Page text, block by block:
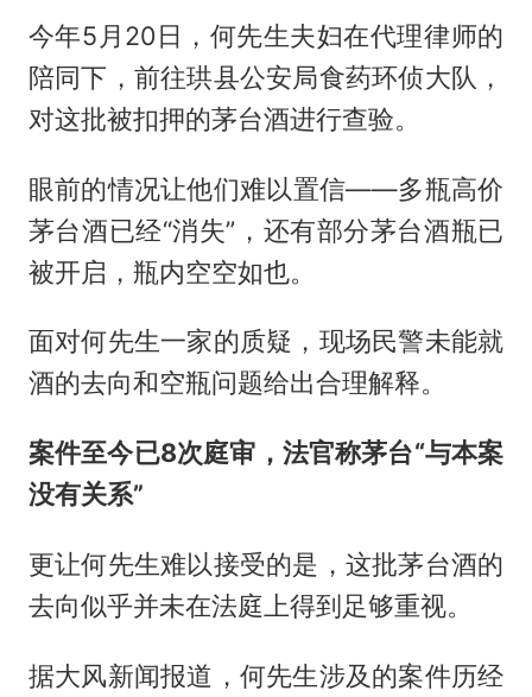
今年5月20日，何先生夫妇在代理律师的
陪同下，前往珙县公安局食药环侦大队，
对这批被扣押的茅台酒进行查验。
眼前的情况让他们难以置信——多瓶高价
茅台酒已经“消失”，还有部分茅台酒瓶已
被开启，瓶内空空如也。
面对何先生一家的质疑，现场民警未能就
酒的去向和空瓶问题给出合理解释。
案件至今已8次庭审，法官称茅台“与本案
没有关系”
更让何先生难以接受的是，这批茅台酒的
去向似乎并未在法庭上得到足够重视。
据大风新闻报道，何先生涉及的案件历经